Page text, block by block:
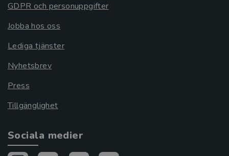
GDPR och personuppgifter
Jobba hos oss
Lediga tjänster
Nyhetsbrev
Press
Tillgänglighet
Sociala medier